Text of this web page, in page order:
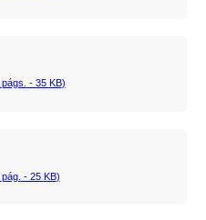
págs. - 35 KB)
pág. - 25 KB)